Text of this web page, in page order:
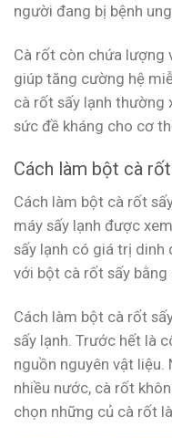
người đang bị bệnh
Cà rốt còn chứa lượng
giúp tăng cường hệ
cà rốt sấy lạnh thường
sức đề kháng cho cơ
Cách làm bột cà
Cách làm bột cà rốt
máy sấy lạnh được
sấy lạnh có giá trị dinh
với bột cà rốt sấy
Cách làm bột cà rốt
sấy lạnh. Trước hết là
nguồn nguyên vật
nhiều nước, cà rốt
chọn những củ cà rốt